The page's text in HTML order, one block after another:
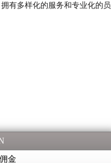
有多样化的服务和专业化的员
金